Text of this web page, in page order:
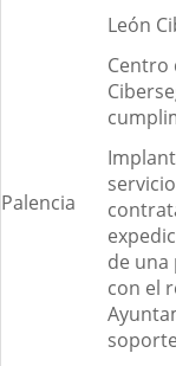
León
Palencia
Centro
de
con el